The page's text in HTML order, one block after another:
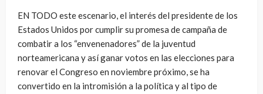
EN TODO este escenario, el interés del presidente de los
Estados Unidos por cumplir su promesa de campaña de
combatir a los “envenenadores” de la juventud
norteamericana y así ganar votos en las elecciones para
renovar el Congreso en noviembre próximo, se ha
convertido en la intromisión a la política y al tipo de